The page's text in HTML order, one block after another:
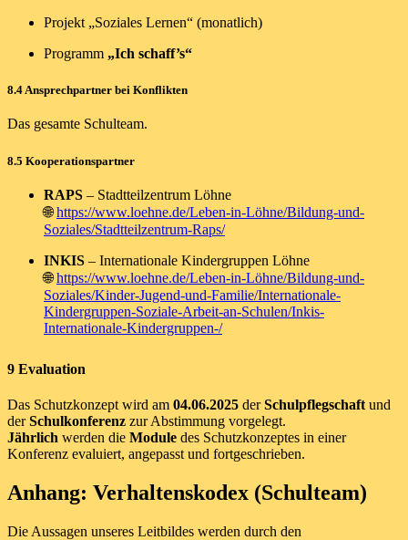
Projekt „Soziales Lernen“ (monatlich)
Programm „Ich schaff’s“
8.4 Ansprechpartner bei Konflikten
Das gesamte Schulteam.
8.5 Kooperationspartner
RAPS – Stadtteilzentrum Löhne
🌐https://www.loehne.de/Leben-in-Löhne/Bildung-und-
Soziales/Stadtteilzentrum-Raps/
INKIS – Internationale Kindergruppen Löhne
🌐https://www.loehne.de/Leben-in-Löhne/Bildung-und-
Soziales/Kinder-Jugend-und-Familie/Internationale-
Kindergruppen-Soziale-Arbeit-an-Schulen/Inkis-
Internationale-Kindergruppen-/
9 Evaluation
Das Schutzkonzept wird am 04.06.2025 derSchulpflegschaftund
derSchulkonferenz zur Abstimmung vorgelegt.
Jährlich werden die Module des Schutzkonzeptes in einer
Konferenz evaluiert, angepasst und fortgeschrieben.
Anhang: Verhaltenskodex (Schulteam)
Die Aussagen unseres Leitbildes werden durch den